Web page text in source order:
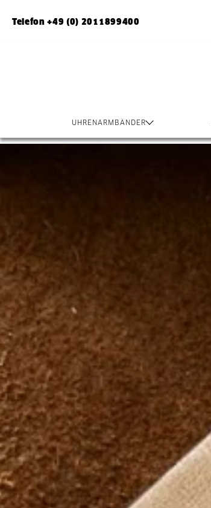
Telefon +49 (0) 2011899400
UHRENARMBÄNDER